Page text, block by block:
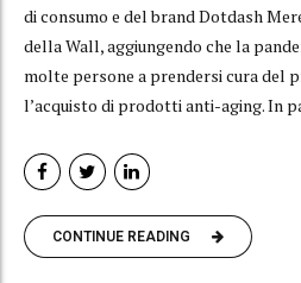
di consumo e del brand Dotdash
della Wall, aggiungendo che la
molte persone a prendersi cura del
l’acquisto di prodotti anti-aging. In
CONTINUE READING